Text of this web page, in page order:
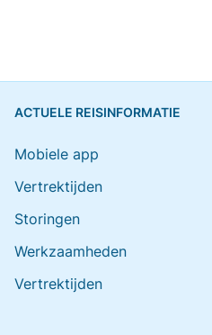
ACTUELE REISINFORMATIE
Mobiele app
Vertrektijden
Storingen
Werkzaamheden
Vertrektijden